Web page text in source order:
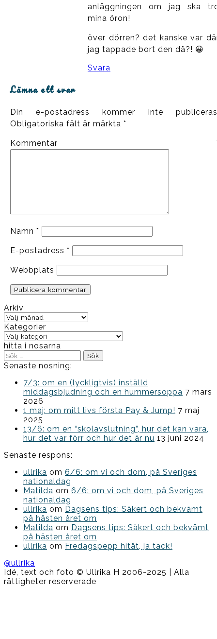
anläggningen om jag ska
mina öron!
över dörren? det kanske var
jag tappade bort den då?! 😀
Svara
Lämna ett svar
Din e-postadress kommer inte
Obligatoriska fält är märkta *
Kommentar
Namn *
E-postadress *
Webbplats
Arkiv
Arkiv
Kategorier
Kategorier
hitta i nosarna
Sök
efter:
Senaste nosning:
7/3: om en (lyckligtvis) inställd
middagsbjudning och en hummersoppa 7 mars
2026
1 maj: om mitt livs första Pay & Jump! 7 maj
2025
13/6: om en “skolavslutning”, hur det kan vara,
hur det var förr och hur det är nu 13 juni 2024
Senaste respons:
ullrika om 6/6: om vi och dom, på Sveriges
nationaldag
Matilda om 6/6: om vi och dom, på Sveriges
nationaldag
ullrika om Dagsens tips: Säkert och bekvämt
på hästen året om
Matilda om Dagsens tips: Säkert och bekvämt
på hästen året om
ullrika om Fredagspepp hitåt, ja tack!
@ullrika
Idé, text och foto © Ullrika H 2006-2025 | Alla
rättigheter reserverade